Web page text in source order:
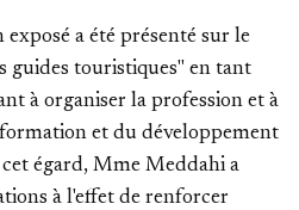
a été présenté sur le
guides touristiques" en tant
à organiser la profession et à
et du développement
égard, Mme Meddahi a
à l'effet de renforcer